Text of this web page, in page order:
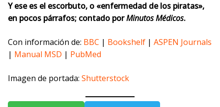
Y ese es el escorbuto, o «enfermedad de los piratas»,
en pocos párrafos; contado porMinutos Médicos.
Con información de: BBC | Bookshelf | ASPEN Journals
| Manual MSD | PubMed
Imagen de portada: Shutterstock